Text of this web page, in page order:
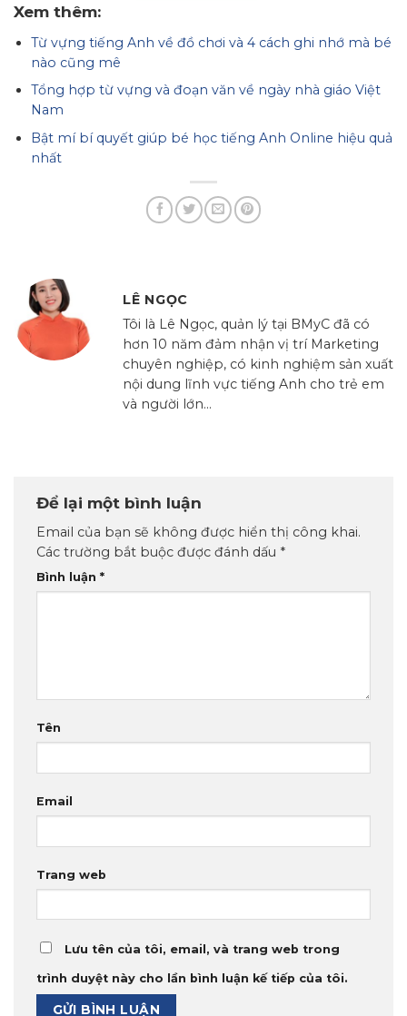
Xem thêm:
Từ vựng tiếng Anh về đồ chơi và 4 cách ghi nhớ mà bé
nào cũng mê
Tổng hợp từ vựng và đoạn văn về ngày nhà giáo Việt
Nam
Bật mí bí quyết giúp bé học tiếng Anh Online hiệu quả
nhất
LÊ NGỌC
Tôi là Lê Ngọc, quản lý tại BMyC đã có
hơn 10 năm đảm nhận vị trí Marketing
chuyên nghiệp, có kinh nghiệm sản xuất
nội dung lĩnh vực tiếng Anh cho trẻ em
và người lớn...
Để lại một bình luận
Email của bạn sẽ không được hiển thị công khai.
Các trường bắt buộc được đánh dấu *
Bình luận *
Tên
Email
Trang web
Lưu tên của tôi, email, và trang web trong
trình duyệt này cho lần bình luận kế tiếp của tôi.